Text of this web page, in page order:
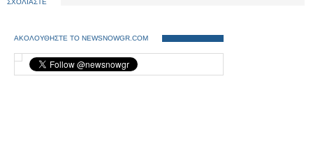
ΣΧΟΛΙΑΣΤΕ
ΑΚΟΛΟΥΘΗΣΤΕ ΤΟ NEWSNOWGR.COM